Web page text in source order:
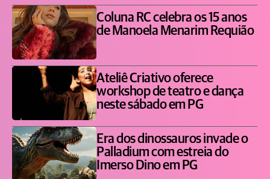
Coluna RC celebra os 15 anos
de Manoela Menarim Requião
Ateliê Criativo oferece
workshop de teatro e dança
neste sábado em PG
Era dos dinossauros invade o
Palladium com estreia do
Imerso Dino em PG